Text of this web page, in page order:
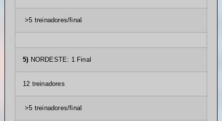
>5 treinadores/final
5) NORDESTE: 1 Final
12 treinadores
>5 treinadores/final